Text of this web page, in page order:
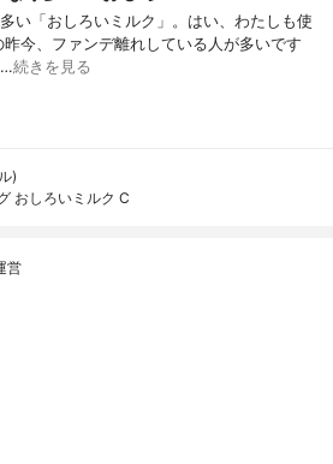
い「おしろいミルク」。はい、わたしも使
今、ファンデ離れしている人が多いです
…続きを見る
)
おしろいミルク C
営